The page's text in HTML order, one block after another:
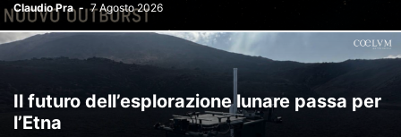
Claudio Pra - 7 Agosto 2026
Il futuro dell’esplorazione lunare passa per
l’Etna